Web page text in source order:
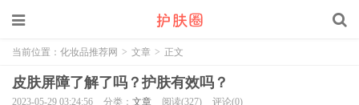
当前位置： 化妆品推荐网 > 文章 > 正文
皮肤屏障了解了吗？护肤有效吗？
2023-05-29 03:24:56 分类： 文章 阅读(327) 评论(0)